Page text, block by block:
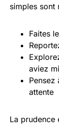
simples sont
Faites
aviez
Pensez
attente
La prudence